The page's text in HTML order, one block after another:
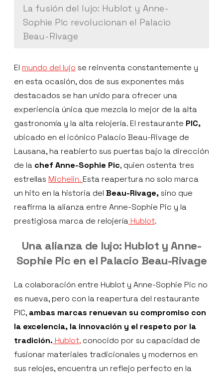
La fusión del lujo: Hublot y Anne-
Sophie Pic revolucionan el Palacio
Beau-Rivage
El mundo del lujo se reinventa constantemente y
en esta ocasión, dos de sus exponentes más
destacados se han unido para ofrecer una
experiencia única que mezcla lo mejor de la alta
gastronomía y la alta relojería. El restaurante PIC,
ubicado en el icónico Palacio Beau-Rivage de
Lausana, ha reabierto sus puertas bajo la dirección
de la chef Anne-Sophie Pic, quien ostenta tres
estrellas Michelin. Esta reapertura no solo marca
un hito en la historia del Beau-Rivage,sino que
reafirma la alianza entre Anne-Sophie Pic y la
prestigiosa marca de relojería Hublot.
Una alianza de lujo: Hublot y Anne-
Sophie Pic en el Palacio Beau-Rivage
La colaboración entre Hublot y Anne-Sophie Pic no
es nueva, pero con la reapertura del restaurante
PIC, ambas marcas renuevan su compromiso con
la excelencia, la innovación y el respeto por la
tradición. Hublot, conocido por su capacidad de
fusionar materiales tradicionales y modernos en
sus relojes, encuentra un reflejo perfecto en la